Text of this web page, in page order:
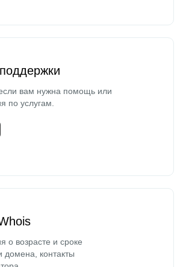
вам нужна помощь или
по услугам.
о возрасте и сроке
домена, контакты